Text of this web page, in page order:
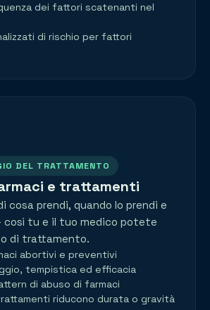
dei fattori scatenanti nel
di rischio per fattori
DEL TRATTAMENTO
e trattamenti
cosa prendi, quando lo prendi e
tu e il tuo medico potete
di trattamento.
abortivi e preventivi
tempistica ed efficacia
di abuso di farmaci
riducono durata o gravità